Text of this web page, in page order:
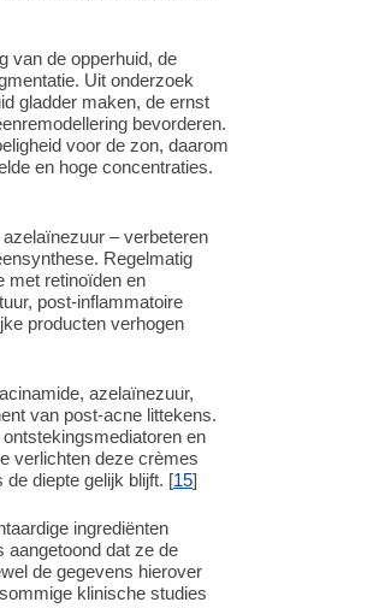
van de opperhuid, de
Uit onderzoek
gladder maken, de ernst
bevorderen.
voor de zon, daarom
en hoge concentraties.
– verbeteren
Regelmatig
met retinoïden en
post-inflammatoire
producten verhogen
azelaïnezuur,
van post-acne littekens.
en
verlichten deze crèmes
diepte gelijk blijft. [15]
ingrediënten
aangetoond dat ze de
de gegevens hierover
klinische studies